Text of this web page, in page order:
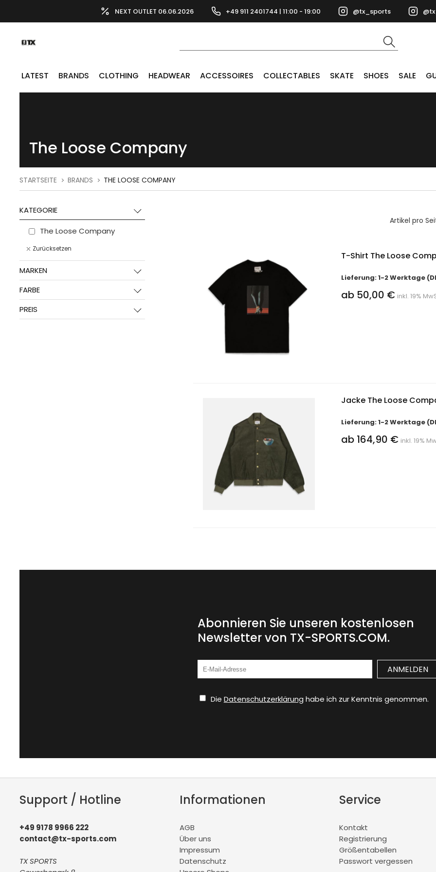
NEXT OUTLET 06.06.2026 +49 911 2401744 | 11:00 - 19:00 @tx_sports
LATEST BRANDS CLOTHING HEADWEAR ACCESSOIRES COLLECTABLES SKATE SHOES SALE
The Loose Company
STARTSEITE BRANDS THE LOOSE COMPANY
KATEGORIE
The Loose Company
Zurücksetzen
MARKEN
FARBE
PREIS
Artikel pro
T-Shirt The Loose
Lieferung: 1-2 Werktage
ab 50,00 € inkl. 19%
Jacke The Loose
Lieferung: 1-2 Werktage
ab 164,90 € inkl. 19%
Abonnieren Sie unseren kostenlosen
Newsletter von TX-SPORTS.COM.
Die Datenschutzerklärung habe ich zur Kenntnis genommen.
Support / Hotline
+49 9178 9966 222
contact@tx-sports.com
TX SPORTS
Informationen
AGB
Über uns
Impressum
Datenschutz
Service
Kontakt
Registrierung
Größentabellen
Passwort vergessen